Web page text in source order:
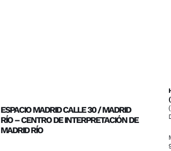
ESPACIO MADRID CALLE 30 / MADRID
RÍO – CENTRO DE INTERPRETACIÓN DE
MADRID RÍO